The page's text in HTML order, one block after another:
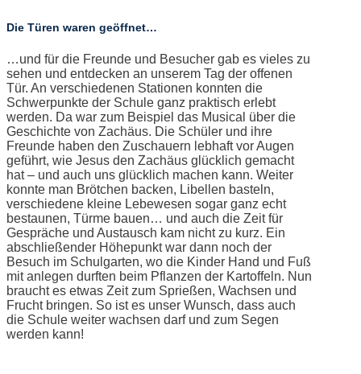
Die Türen waren geöffnet…
…und für die Freunde und Besucher gab es vieles zu
sehen und entdecken an unserem Tag der offenen
Tür. An verschiedenen Stationen konnten die
Schwerpunkte der Schule ganz praktisch erlebt
werden. Da war zum Beispiel das Musical über die
Geschichte von Zachäus. Die Schüler und ihre
Freunde haben den Zuschauern lebhaft vor Augen
geführt, wie Jesus den Zachäus glücklich gemacht
hat – und auch uns glücklich machen kann. Weiter
konnte man Brötchen backen, Libellen basteln,
verschiedene kleine Lebewesen sogar ganz echt
bestaunen, Türme bauen… und auch die Zeit für
Gespräche und Austausch kam nicht zu kurz. Ein
abschließender Höhepunkt war dann noch der
Besuch im Schulgarten, wo die Kinder Hand und Fuß
mit anlegen durften beim Pflanzen der Kartoffeln. Nun
braucht es etwas Zeit zum Sprießen, Wachsen und
Frucht bringen. So ist es unser Wunsch, dass auch
die Schule weiter wachsen darf und zum Segen
werden kann!